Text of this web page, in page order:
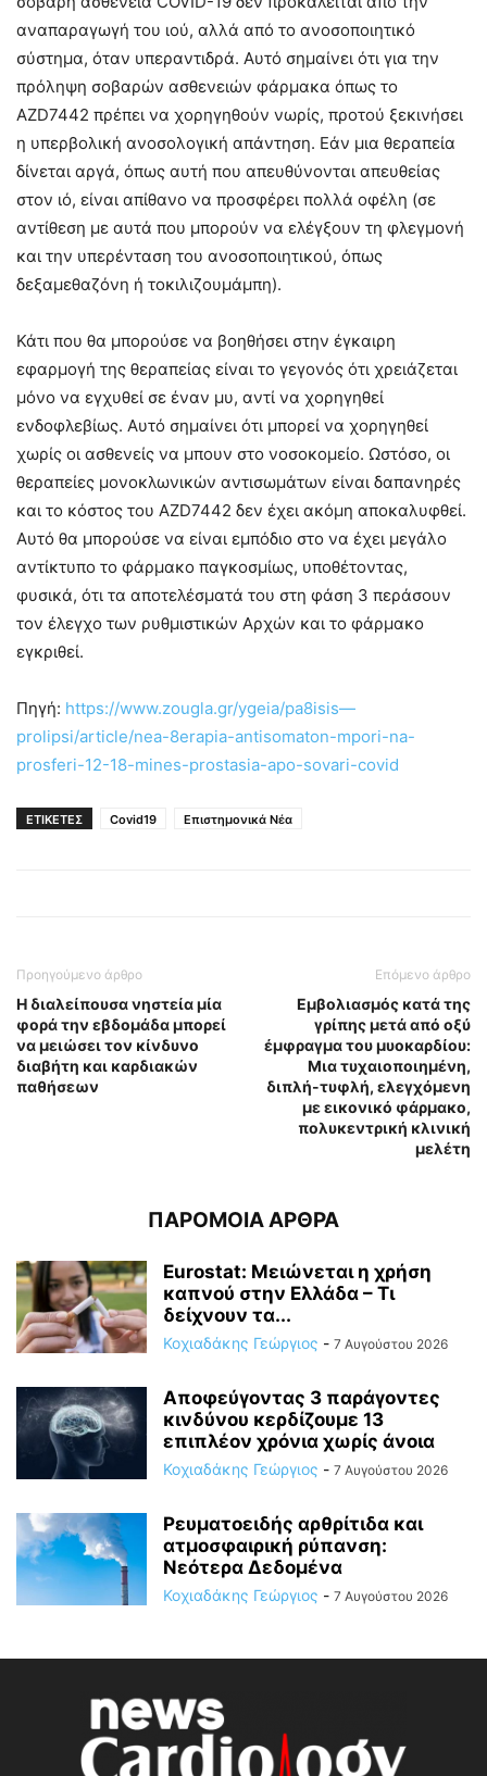
αναπαραγωγή του ιού, αλλά από το ανοσοποιητικό
σύστημα, όταν υπεραντιδρά. Αυτό σημαίνει ότι για την
πρόληψη σοβαρών ασθενειών φάρμακα όπως το
AZD7442 πρέπει να χορηγηθούν νωρίς, προτού ξεκινήσει
η υπερβολική ανοσολογική απάντηση. Εάν μια θεραπεία
δίνεται αργά, όπως αυτή που απευθύνονται απευθείας
στον ιό, είναι απίθανο να προσφέρει πολλά οφέλη (σε
αντίθεση με αυτά που μπορούν να ελέγξουν τη φλεγμονή
και την υπερένταση του ανοσοποιητικού, όπως
δεξαμεθαζόνη ή τοκιλιζουμάμπη).
Κάτι που θα μπορούσε να βοηθήσει στην έγκαιρη
εφαρμογή της θεραπείας είναι το γεγονός ότι χρειάζεται
μόνο να εγχυθεί σε έναν μυ, αντί να χορηγηθεί
ενδοφλεβίως. Αυτό σημαίνει ότι μπορεί να χορηγηθεί
χωρίς οι ασθενείς να μπουν στο νοσοκομείο. Ωστόσο, οι
θεραπείες μονοκλωνικών αντισωμάτων είναι δαπανηρές
και το κόστος του AZD7442 δεν έχει ακόμη αποκαλυφθεί.
Αυτό θα μπορούσε να είναι εμπόδιο στο να έχει μεγάλο
αντίκτυπο το φάρμακο παγκοσμίως, υποθέτοντας,
φυσικά, ότι τα αποτελέσματά του στη φάση 3 περάσουν
τον έλεγχο των ρυθμιστικών Αρχών και το φάρμακο
εγκριθεί.
Πηγή: https://www.zougla.gr/ygeia/pa8isis—
prolipsi/article/nea-8erapia-antisomaton-mpori-na-
prosferi-12-18-mines-prostasia-apo-sovari-covid
ΕΤΙΚΕΤΕΣ Covid19 Επιστημονικά Νέα
Προηγούμενο άρθρο
Η διαλείπουσα νηστεία μία
φορά την εβδομάδα μπορεί
να μειώσει τον κίνδυνο
διαβήτη και καρδιακών
παθήσεων
Επόμενο άρθρο
Εμβολιασμός κατά της
γρίπης μετά από οξύ
έμφραγμα του μυοκαρδίου:
Μια τυχαιοποιημένη,
διπλή-τυφλή, ελεγχόμενη
με εικονικό φάρμακο,
πολυκεντρική κλινική
μελέτη
ΠΑΡΟΜΟΙΑ ΑΡΘΡΑ
Eurostat: Μειώνεται η χρήση
καπνού στην Ελλάδα – Τι
δείχνουν τα...
Κοχιαδάκης Γεώργιος - 7 Αυγούστου 2026
Αποφεύγοντας 3 παράγοντες
κινδύνου κερδίζουμε 13
επιπλέον χρόνια χωρίς άνοια
Κοχιαδάκης Γεώργιος - 7 Αυγούστου 2026
Ρευματοειδής αρθρίτιδα και
ατμοσφαιρική ρύπανση:
Νεότερα Δεδομένα
Κοχιαδάκης Γεώργιος - 7 Αυγούστου 2026